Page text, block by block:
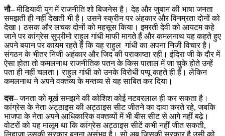
नौ– मीडियावी युग में राजनीति शो बिजनेस है। देह और जुबान की भाषा जनता
समझती ही नहीं देखती भी है। उसने स्क्रीन पर अंहकार और विनम्रता दोनों को
देखा। ठसक और लचक दोनों को महसूस किया। इमरती देवी को आयटम कहे
जाने पर कांग्रेस सुप्रीमो राहुल गांधी माफी मागते हैं और कमलनाथ यह कहते हुए
अपने बयान पर कायम रहते हैं कि यह राहुल गांधी का अपना निजी विचार है।
संगठन के भीतर निजी अहंकार और जिद की पराकाष्ठा रही। इंदिरा जी के दौर में
ऐसा होता तो कमलनाथ राजनीतिक पतन के किस पाताल में जा चुके होते उन्हें
पता ही नहीं चलता। राहुल गांधी को उनके विरोधी पप्पू कहते ही हैं। लेकिन
कमलनाथ ने अपने वक्तव्य के मन्तव्य से यह साबित कर दिया।
दस– जनता को मूर्ख समझने की कोशिश कोई नटवरलाल ही कर सकता है।
कांग्रेस के नेता अट्ठाइस की अट्ठाइस सीट जीतने का दावा करते रहे, जबकि
भाजपा के नेता अपने आधिकारिक वक्तव्यों में भी बीस सीट से आगे नहीं बढ़े।
वोटरों को यह मालूम था कि कांग्रेस अट्ठाइस सीटें कभी नहीं जीत सकती,
लिहाजा उसकी सरकार बनना असंभव है। सो अब जिसकी सरकार है उसी को